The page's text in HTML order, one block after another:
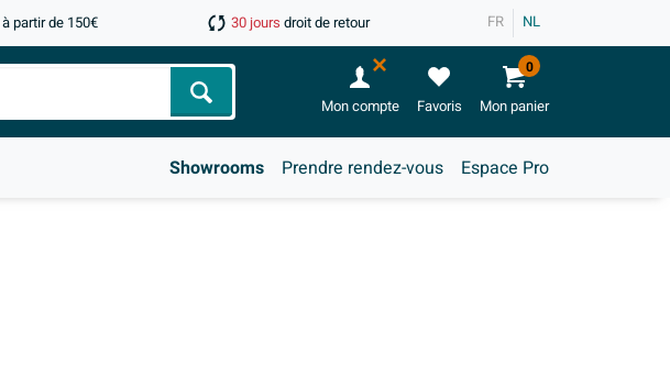
à partir de 150€ 30 jours droit de retour FR NL
Chercher Mon compte Favoris Mon panier
0
Showrooms Prendre rendez-vous Espace Pro